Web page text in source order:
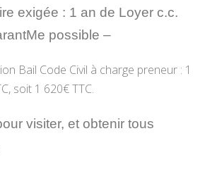
exigée : 1 an de Loyer c.c.
possible –
Bail Code Civil à charge preneur : 1
soit 1 620€ TTC.
visiter, et obtenir tous